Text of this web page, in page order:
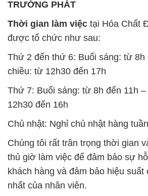
chiều: từ 12h30 đến 17h
Thứ 7: Buổi sáng: từ 8h đến 11h
12h30 đến 16h
Chủ nhật: Nghỉ chủ nhật hàng tuần
thủ giờ làm việc để đảm bảo sự
khách hàng và đảm bảo hiệu suất
nhất của nhân viên.
BẢN ĐỒ MAP TẠI CÔNG TY
TRƯỜNG PHÁT
ĐỊA CHỈ: 1229C Quốc lộ 1A,
Đông B, Quận Bình Tân, Sài Gòn